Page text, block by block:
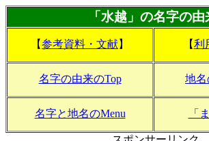
「水越」の名字の由
【参考資料・文献】 【利
名字の由来のTop 地名
名字と地名のMenu 「